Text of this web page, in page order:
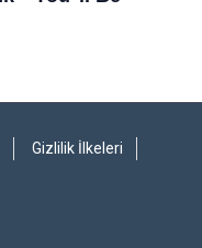
Gizlilik İlkeleri